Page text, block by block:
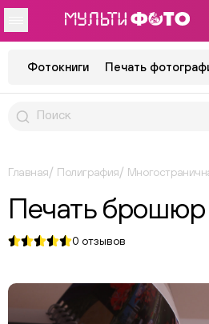
Фотокниги Печать
Главная Полиграфия
Печать брошюр
0 отзывов